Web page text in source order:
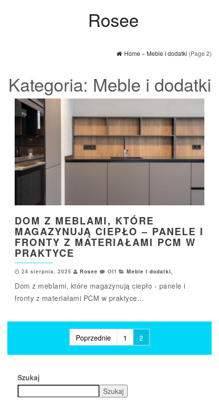
Rosee
Home » Meble i dodatki (Page 2)
Kategoria: Meble i dodatki
DOM Z MEBLAMI, KTÓRE
MAGAZYNUJĄ CIEPŁO – PANELE I
FRONTY Z MATERIAŁAMI PCM W
PRAKTYCE
24 sierpnia, 2025 Rosee Off Meble i dodatki,
Dom z meblami, które magazynują ciepło - panele i
fronty z materiałami PCM w praktyce...
Stronicowanie
wpisów
Poprzednie 1 2
Szukaj
Szukaj